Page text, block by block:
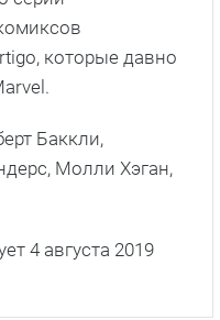
которые давно
Баккли,
Молли Хэган,
4 августа 2019